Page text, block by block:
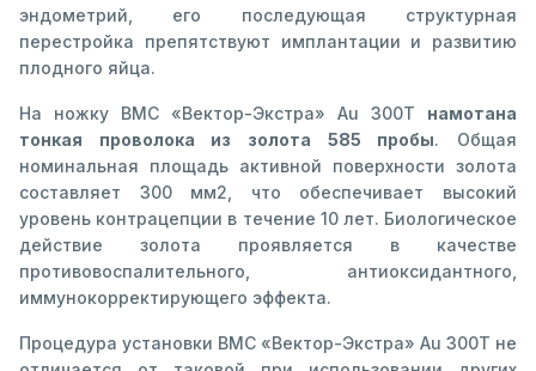
эндометрий, его последующая структурная
перестройка препятствуют имплантации и развитию
плодного яйца.
На ножку ВМС «Вектор-Экстра» Au 300Т намотана
тонкая проволока из золота 585 пробы. Общая
номинальная площадь активной поверхности золота
составляет 300 мм2, что обеспечивает высокий
уровень контрацепции в течение 10 лет. Биологическое
действие золота проявляется в качестве
противовоспалительного, антиоксидантного,
иммунокорректирующего эффекта.
Процедура установки ВМС «Вектор-Экстра» Au 300Т не